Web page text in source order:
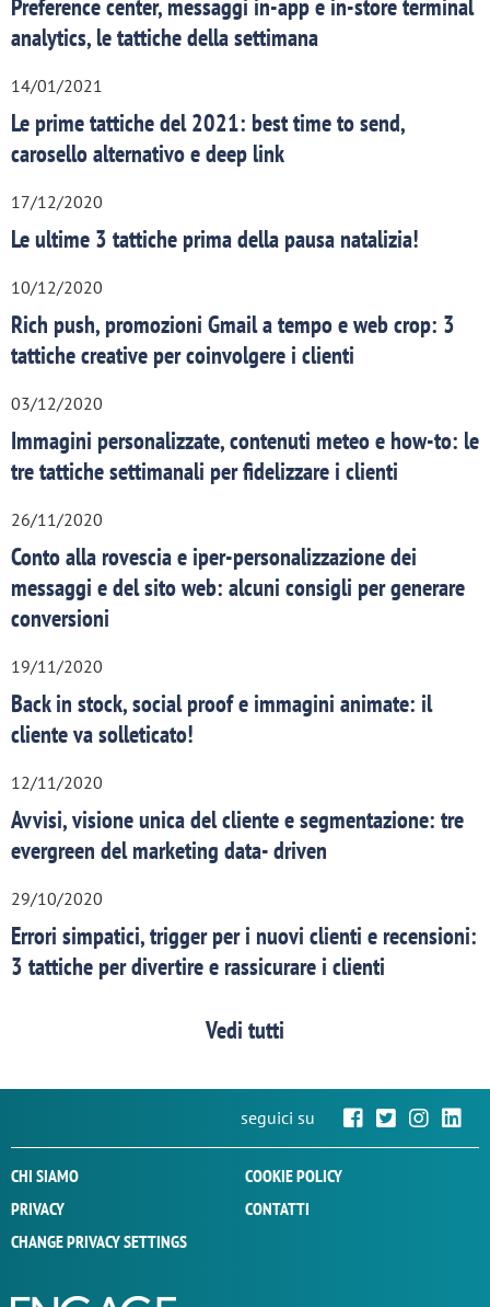
Preference center, messaggi in-app e in-store terminal
analytics, le tattiche della settimana
14/01/2021
Le prime tattiche del 2021: best time to send,
carosello alternativo e deep link
17/12/2020
Le ultime 3 tattiche prima della pausa natalizia!
10/12/2020
Rich push, promozioni Gmail a tempo e web crop: 3
tattiche creative per coinvolgere i clienti
03/12/2020
Immagini personalizzate, contenuti meteo e how-to: le
tre tattiche settimanali per fidelizzare i clienti
26/11/2020
Conto alla rovescia e iper-personalizzazione dei
messaggi e del sito web: alcuni consigli per generare
conversioni
19/11/2020
Back in stock, social proof e immagini animate: il
cliente va solleticato!
12/11/2020
Avvisi, visione unica del cliente e segmentazione: tre
evergreen del marketing data- driven
29/10/2020
Errori simpatici, trigger per i nuovi clienti e recensioni:
3 tattiche per divertire e rassicurare i clienti
Vedi tutti
seguici su
CHI SIAMO
COOKIE POLICY
PRIVACY
CONTATTI
CHANGE PRIVACY SETTINGS